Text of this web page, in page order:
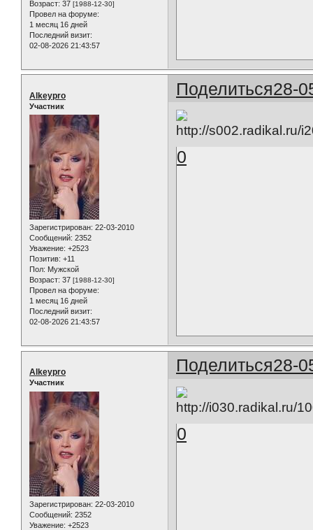
Возраст: 37 [1988-12-30]
Провел на форуме:
1 месяц 16 дней
Последний визит:
02-08-2026 21:43:57
Поделиться28-
Alkeypro
Участник
Зарегистрирован: 22-03-2010
Сообщений: 2352
Уважение: +2523
Позитив: +11
Пол: Мужской
Возраст: 37 [1988-12-30]
Провел на форуме:
1 месяц 16 дней
Последний визит:
02-08-2026 21:43:57
0
Поделиться28-
Alkeypro
Участник
Зарегистрирован: 22-03-2010
Сообщений: 2352
Уважение: +2523
0